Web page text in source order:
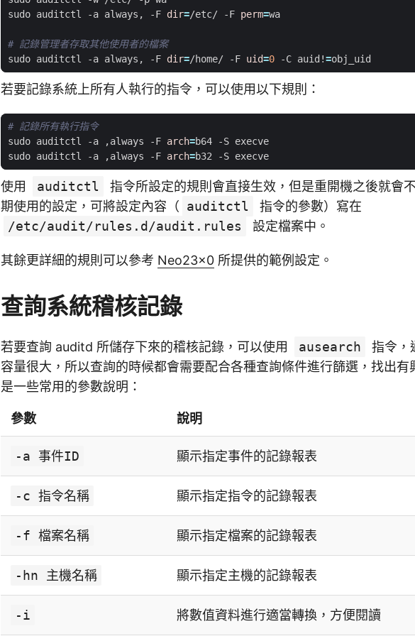
sudo auditctl -a always, -F dir=/etc/ -F perm=
# 記錄管理者存取其他使用者的檔案
sudo auditctl -a always, -F dir=/home/ -F uid=0 -C auid!=
若要記錄系統上所有人執行的指令，可以使用以下規則：
# 記錄所有執行指令
sudo auditctl -a ,always -F arch=
sudo auditctl -a ,always -F arch=
使用 auditctl
指令所設定的規則會直接生效，但是重開機之後就會
期使用的設定，可將設定內容（ auditctl
指令的參數）寫在
/etc/audit/rules.d/audit.rules
設定檔案中。
其餘更詳細的規則可以參考 Neo23x0 所提供的範例設定。
查詢系統稽核記錄
若要查詢 auditd 所儲存下來的稽核記錄，可以使用 ausearch
指令，
容量很大，所以查詢的時候都會需要配合各種查詢條件進行篩選，找出有
是一些常用的參數說明：
參數 說明
-a 事件ID 顯示指定事件的記錄報表
-c 指令名稱 顯示指定指令的記錄報表
-f 檔案名稱 顯示指定檔案的記錄報表
-hn 主機名稱 顯示指定主機的記錄報表
-i 將數值資料進行適當轉換，方便閱讀